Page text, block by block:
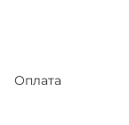
Оплата